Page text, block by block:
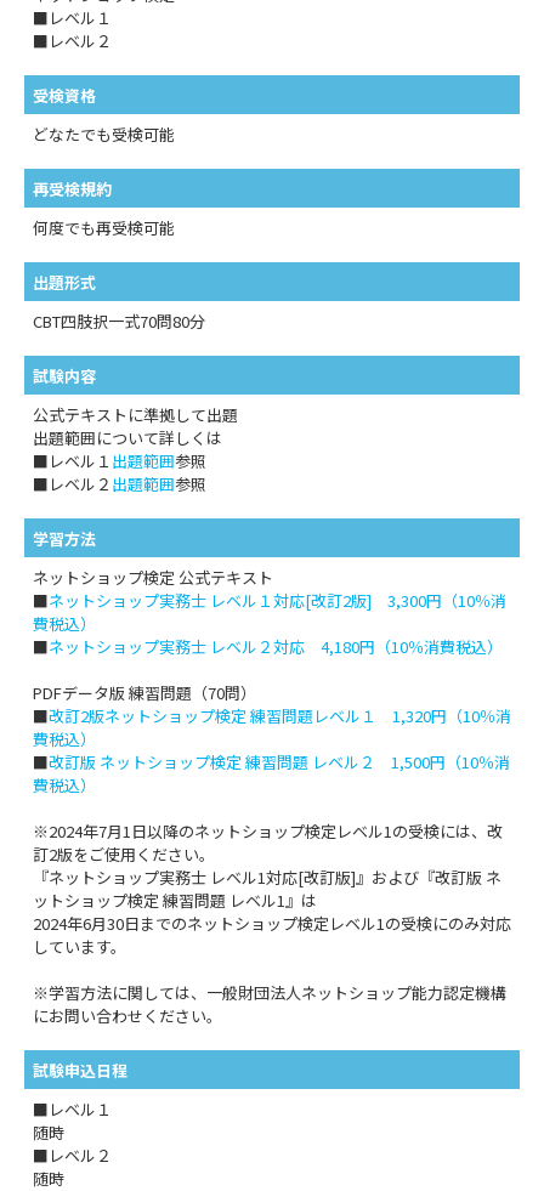
■レベル１
■レベル２
受検資格
どなたでも受検可能
再受検規約
何度でも再受検可能
出題形式
CBT四肢択一式70問80分
試験内容
公式テキストに準拠して出題
出題範囲について詳しくは
■レベル１ 出題範囲参照
■レベル２ 出題範囲参照
学習方法
ネットショップ検定 公式テキスト
■ネットショップ実務士 レベル１対応[改訂2版] 3,300円（10％消
費税込）
■ネットショップ実務士 レベル２対応 4,180円（10％消費税込）
PDFデータ版 練習問題（70問）
■改訂2版ネットショップ検定 練習問題レベル１ 1,320円（10％消
費税込）
■改訂版 ネットショップ検定 練習問題 レベル２ 1,500円（10％消
費税込）
※2024年7月1日以降のネットショップ検定レベル1の受検には、改
訂2版をご使用ください。
『ネットショップ実務士 レベル1対応[改訂版]』および『改訂版 ネ
ットショップ検定 練習問題 レベル1』は
2024年6月30日までのネットショップ検定レベル1の受検にのみ対応
しています。
※学習方法に関しては、一般財団法人ネットショップ能力認定機構
にお問い合わせください。
試験申込日程
■レベル１
随時
■レベル２
随時